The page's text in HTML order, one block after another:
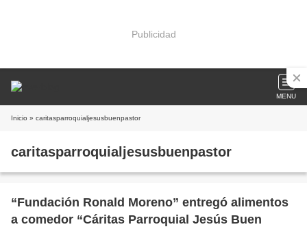
Publicidad
MENU
Inicio » caritasparroquialjesusbuenpastor
caritasparroquialjesusbuenpastor
“Fundación Ronald Moreno” entregó alimentos
a comedor “Cáritas Parroquial Jesús Buen